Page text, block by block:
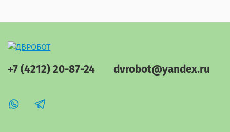
+7 (4212) 20-87-24 dvrobot@yandex.ru